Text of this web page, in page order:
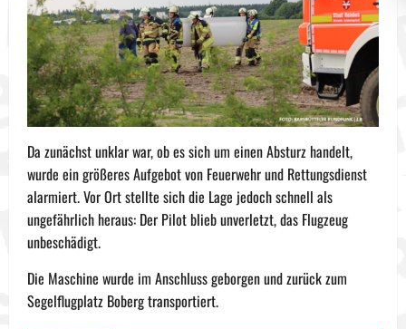
Da zunächst unklar war, ob es sich um einen Absturz handelt,
wurde ein größeres Aufgebot von Feuerwehr und Rettungsdienst
alarmiert. Vor Ort stellte sich die Lage jedoch schnell als
ungefährlich heraus: Der Pilot blieb unverletzt, das Flugzeug
unbeschädigt.
Die Maschine wurde im Anschluss geborgen und zurück zum
Segelflugplatz Boberg transportiert.